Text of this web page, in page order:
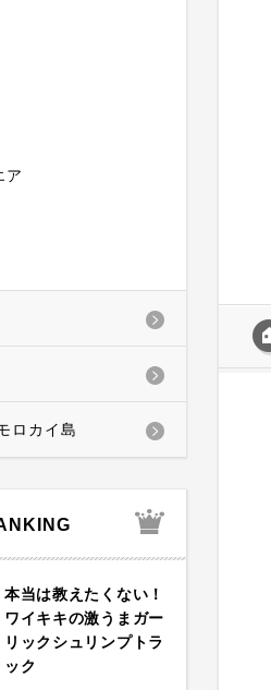
ア
ロカイ島
FOOD
本当は教えたくない！
ワイキキの激うまガー
リックシュリンプトラ
ック